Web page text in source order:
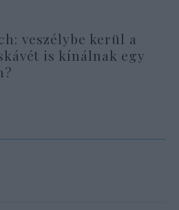
veszélybe kerül a
is kínálnak egy